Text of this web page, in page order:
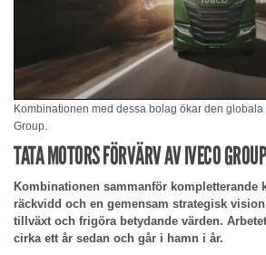
Kombinationen med dessa bolag ökar den globala
Group.
TATA MOTORS FÖRVÄRV AV IVECO
Kombinationen sammanför kompletterande
räckvidd och en gemensam strategisk
tillväxt och frigöra betydande värden.
cirka ett år sedan och går i hamn i år.